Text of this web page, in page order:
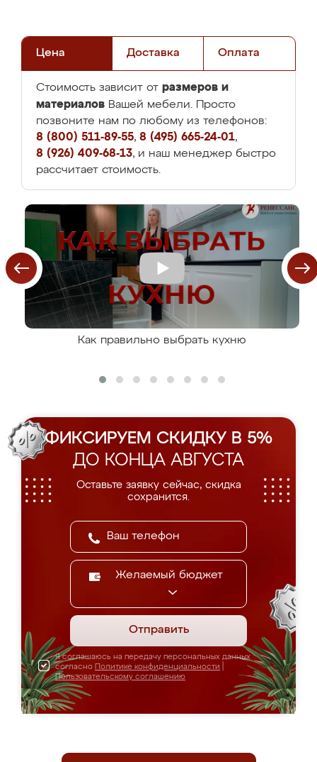
Цена Доставка Оплата
Стоимость зависит от размеров и
материалов Вашей мебели. Просто
позвоните нам по любому из телефонов:
8 (800) 511-89-55, 8 (495) 665-24-01,
8 (926) 409-68-13, и наш менеджер быстро
рассчитает стоимость.
Как правильно выбрать кухню
ФИКСИРУЕМ СКИДКУ В 5%
ДО КОНЦА АВГУСТА
Оставьте заявку сейчас, скидка
сохранится.
Желаемый бюджет
Отправить
Я соглашаюсь на передачу персональных данных
согласно Политике конфиденциальности
Пользовательскому соглашению